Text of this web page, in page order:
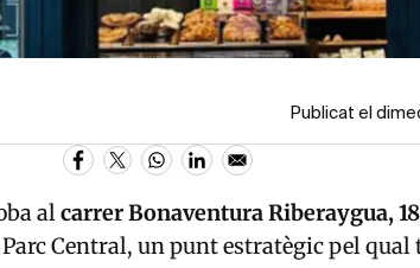
Publicat el
alcarrer Bonaventura Riberaygua, 18
Parc Central, un punt estratègic pel